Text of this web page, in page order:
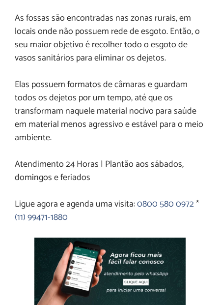
As fossas são encontradas nas zonas rurais, em
locais onde não possuem rede de esgoto. Então, o
seu maior objetivo é recolher todo o esgoto de
vasos sanitários para eliminar os dejetos.
Elas possuem formatos de câmaras e guardam
todos os dejetos por um tempo, até que os
transformam naquele material nocivo para saúde
em material menos agressivo e estável para o meio
ambiente.
Atendimento 24 Horas | Plantão aos sábados,
domingos e feriados
Ligue agora e agenda uma visita:0800 580 0972*
(11) 99471-1880